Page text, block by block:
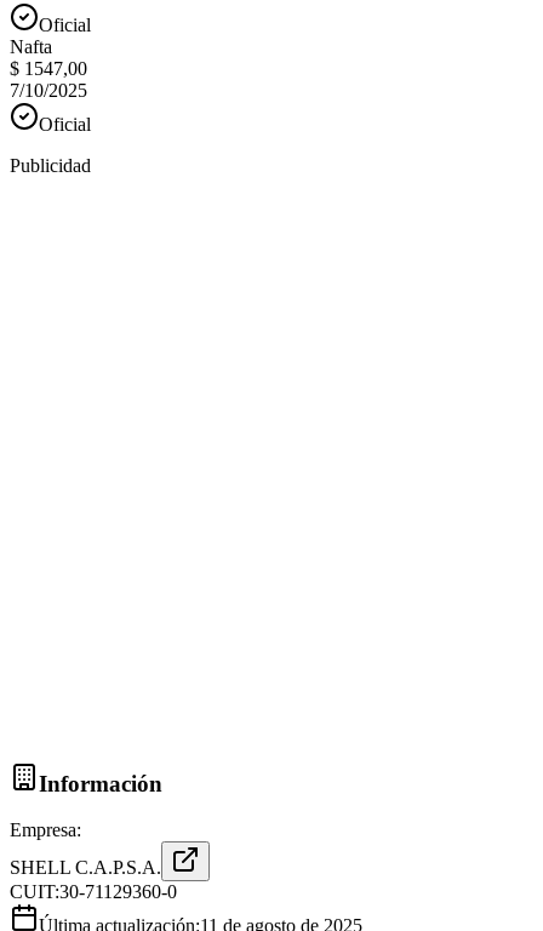
Oficial
Nafta
$ 1547,00
7/10/2025
Oficial
Publicidad
Información
Empresa:
SHELL C.A.P.S.A.
CUIT:30-71129360-0
Última actualización:11 de agosto de 2025